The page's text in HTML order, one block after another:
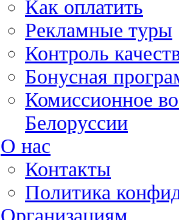
Как оплатить
Рекламные туры
Контроль
Бонусная
Комиссионное
Белоруссии
О нас
Контакты
Политика
Организациям